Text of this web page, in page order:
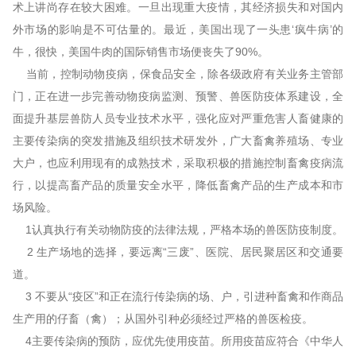
术上讲尚存在较大困难。一旦出现重大疫情，其经济损失和对国内
外市场的影响是不可估量的。最近，美国出现了一头患‘疯牛病’的
牛，很快，美国牛肉的国际销售市场便丧失了90%。
当前，控制动物疫病，保食品安全，除各级政府有关业务主管部
门，正在进一步完善动物疫病监测、预警、兽医防疫体系建设，全
面提升基层兽防人员专业技术水平，强化应对严重危害人畜健康的
主要传染病的突发措施及组织技术研发外，广大畜禽养殖场、专业
大户，也应利用现有的成熟技术，采取积极的措施控制畜禽疫病流
行，以提高畜产品的质量安全水平，降低畜禽产品的生产成本和市
场风险。
1认真执行有关动物防疫的法律法规，严格本场的兽医防疫制度。
2 生产场地的选择，要远离“三废”、医院、居民聚居区和交通要
道。
3 不要从“疫区”和正在流行传染病的场、户，引进种畜禽和作商品
生产用的仔畜（禽）；从国外引种必须经过严格的兽医检疫。
4主要传染病的预防，应优先使用疫苗。所用疫苗应符合《中华人